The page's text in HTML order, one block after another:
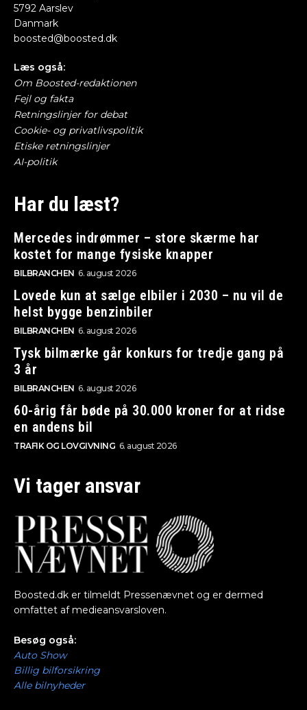
5792 Aarslev
Danmark
boosted@boosted.dk
Læs også:
Om Boosted-redaktionen
Fejl og fakta
Retningslinjer for debat
Cookie- og privatlivspolitik
Etiske retningslinjer
AI-politik
Har du læst?
Mercedes indrømmer – store skærme har
kostet for mange fysiske knapper
BILBRANCHEN 6. august 2026
Lovede kun at sælge elbiler i 2030 – nu vil de
helst bygge benzinbiler
BILBRANCHEN 6. august 2026
Tysk bilmærke går konkurs for tredje gang på
3 år
BILBRANCHEN 6. august 2026
60-årig får bøde på 30.000 kroner for at ridse
en andens bil
TRAFIK OG LOVGIVNING 6. august 2026
Vi tager ansvar
Boosted.dk er tilmeldt Pressenævnet og er dermed
omfattet af medieansvarsloven.
Besøg også:
Auto Show
Billig bilforsikring
Alle bilnyheder